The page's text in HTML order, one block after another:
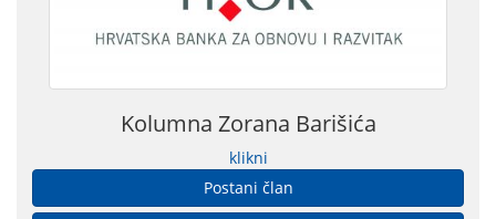
Kolumna Zorana Barišića
klikni
Postani član